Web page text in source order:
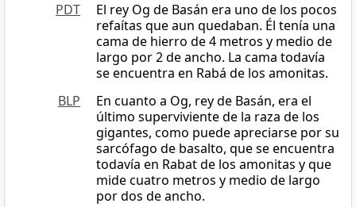
PDT
El rey Og de Basán era uno de los pocos
refaítas que aun quedaban. Él tenía una
cama de hierro de 4 metros y medio de
largo por 2 de ancho. La cama todavía
se encuentra en Rabá de los amonitas.
BLP
En cuanto a Og, rey de Basán, era el
último superviviente de la raza de los
gigantes, como puede apreciarse por su
sarcófago de basalto, que se encuentra
todavía en Rabat de los amonitas y que
mide cuatro metros y medio de largo
por dos de ancho.